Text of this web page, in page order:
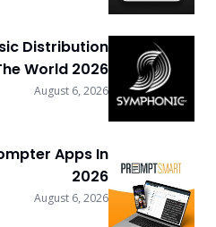
Distribution
World 2026
August 6, 2026
Apps In
2026
August 6, 2026